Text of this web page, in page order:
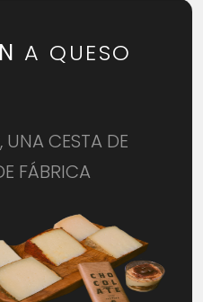
A QUESO
UNA CESTA DE
FÁBRICA